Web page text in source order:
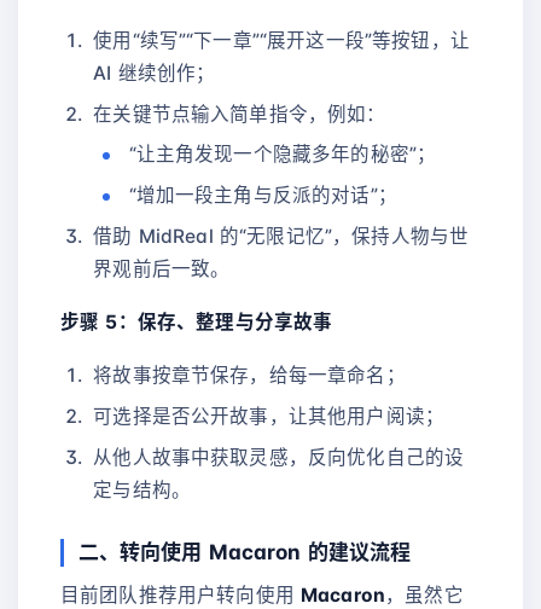
使用“续写”“下一章”“展开这一段”等按钮，让
AI 继续创作；
在关键节点输入简单指令，例如：
“让主角发现一个隐藏多年的秘密”；
“增加一段主角与反派的对话”；
借助 MidReal 的“无限记忆”，保持人物与世
界观前后一致。
步骤 5：保存、整理与分享故事
将故事按章节保存，给每一章命名；
可选择是否公开故事，让其他用户阅读；
从他人故事中获取灵感，反向优化自己的设
定与结构。
二、转向使用 Macaron 的建议流程
目前团队推荐用户转向使用 Macaron，虽然它